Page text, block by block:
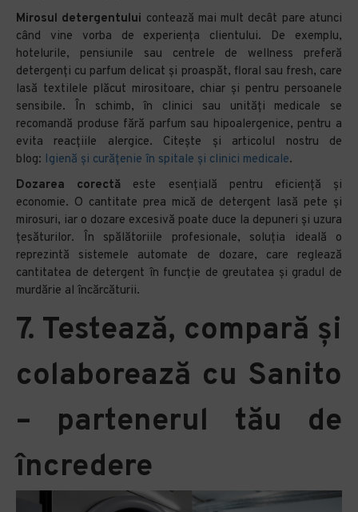
Mirosul detergentului contează mai mult decât pare atunci
când vine vorba de experiența clientului. De exemplu,
hotelurile, pensiunile sau centrele de wellness preferă
detergenți cu parfum delicat și proaspăt, floral sau fresh, care
lasă textilele plăcut mirositoare, chiar și pentru persoanele
sensibile. În schimb, în clinici sau unități medicale se
recomandă produse fără parfum sau hipoalergenice, pentru a
evita reacțiile alergice. Citește și articolul nostru de
blog: Igienă și curățenie în spitale și clinici medicale.
Dozarea corectă este esențială pentru eficiență și
economie. O cantitate prea mică de detergent lasă pete și
mirosuri, iar o dozare excesivă poate duce la depuneri și uzura
țesăturilor. În spălătoriile profesionale, soluția ideală o
reprezintă sistemele automate de dozare, care reglează
cantitatea de detergent în funcție de greutatea și gradul de
murdărie al încărcăturii.
7. Testează, compară și
colaborează cu Sanito
– partenerul tău de
încredere